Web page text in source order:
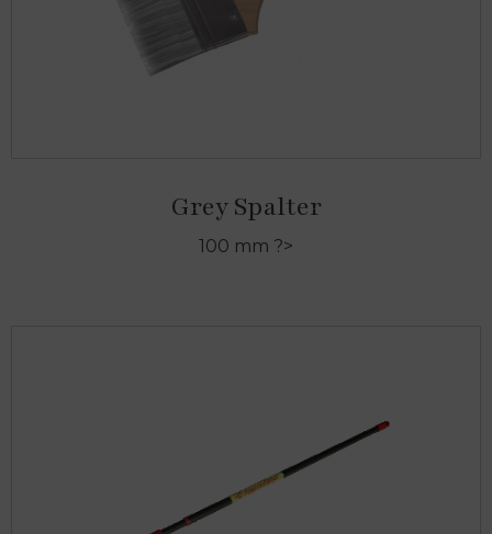
Grey Spalter
100 mm ?>